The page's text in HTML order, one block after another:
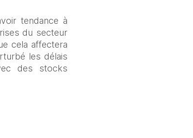
tendance à
du secteur
cela affectera
les délais
des stocks